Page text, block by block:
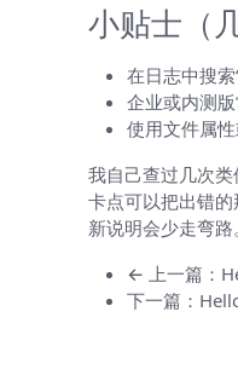
小贴士（
在日志中搜
企业或内测
使用文件属性
我自己查过几次
卡点可以把出错
新说明会少走弯路。
← 上一篇：
下一篇：